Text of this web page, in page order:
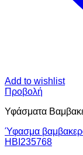
Add to wishlist
Προβολή
Υφάσματα
Ύφασμα
HBI235768